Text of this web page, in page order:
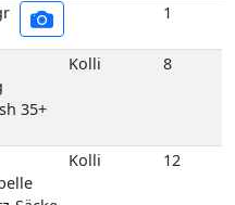
Säcke
25